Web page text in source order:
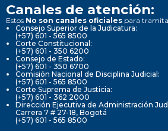
Canales de atención:
Estos No son canales oficiales para
Consejo Superior de la Judicatura:
(+57) 601 - 565 8500
Corte Constitucional:
(+57) 601 - 350 6200
Consejo de Estado:
(+57) 601 - 350 6700
Comisión Nacional de Disciplina Judicial:
(+57) 601 - 565 8500
Corte Suprema de Justicia:
(+57) 601 - 362 2000
Dirección Ejecutiva de Administración
Carrera 7 # 27-18, Bogotá
(+57) 601 - 565 8500